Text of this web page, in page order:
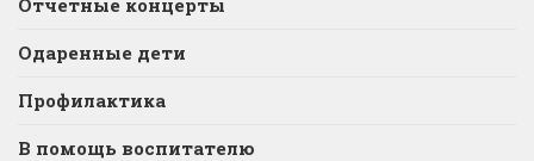
Одаренные дети
Профилактика
В помощь воспитателю